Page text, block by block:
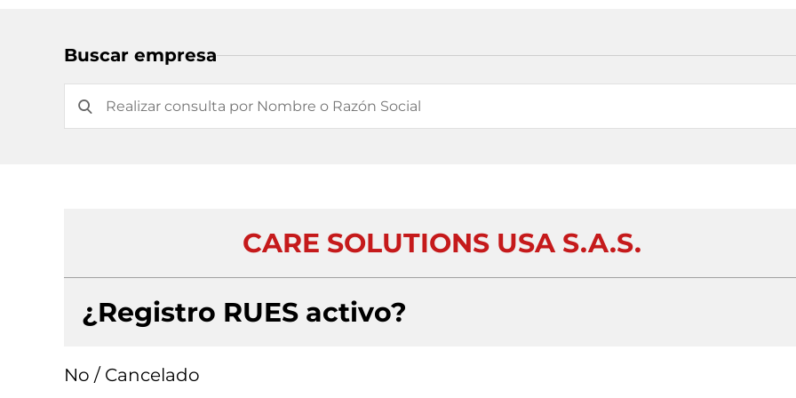
Buscar empresa
CARE SOLUTIONS USA S.A.S.
¿Registro RUES activo?
No / Cancelado